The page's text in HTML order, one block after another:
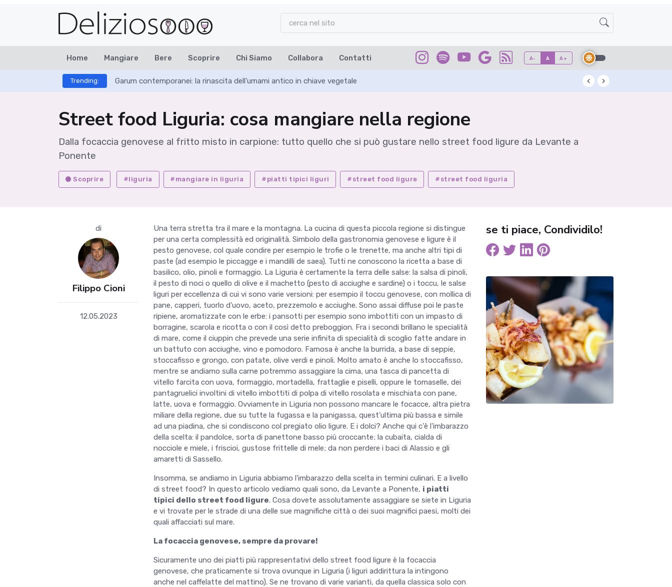
Home Mangiare Bere Scoprire Chi Siamo Collabora Contatti A- A A+
Trending: Garum contemporanei: la rinascita dell'umami antico in chiave vegetale
Street food Liguria: cosa mangiare nella regione
Dalla focaccia genovese al fritto misto in carpione: tutto quello che si può gustare nello street food ligure da Levante a
Ponente
Scoprire #liguria #mangiare in liguria #piatti tipici liguri #street food ligure #street food liguria
di
Filippo Cioni
12.05.2023
Una terra stretta tra il mare e la montagna. La cucina di questa piccola regione si distingue
per una certa complessità ed originalità. Simbolo della gastronomia genovese e ligure è il
pesto genovese, col quale condire per esempio le trofie o le trenette, ma anche altri tipi di
paste (ad esempio le piccagge e i mandilli de saea). Tutti ne conoscono la ricetta a base di
basilico, olio, pinoli e formaggio. La Liguria è certamente la terra delle salse: la salsa di pinoli,
il pesto di noci o quello di olive e il machetto (pesto di acciughe e sardine) o i toccu, le salse
liguri per eccellenza di cui vi sono varie versioni: per esempio il toccu genovese, con mollica di
pane, capperi, tuorlo d'uovo, aceto, prezzemolo e acciughe. Sono assai diffuse poi le paste
ripiene, aromatizzate con le erbe: i pansotti per esempio sono imbottiti con un impasto di
borragine, scarola e ricotta o con il così detto preboggion. Fra i secondi brillano le specialità
di mare, come il ciuppin che prevede una serie infinita di specialità di scoglio fatte andare in
un battuto con acciughe, vino e pomodoro. Famosa è anche la burrida, a base di seppie,
stoccafisso e grongo, con patate, olive verdi e pinoli. Molto amato è anche lo stoccafisso,
mentre se andiamo sulla carne potremmo assaggiare la cima, una tasca di pancetta di
vitello farcita con uova, formaggio, mortadella, frattaglie e piselli, oppure le tomaselle, dei
pantagruelici involtini di vitello imbottiti di polpa di vitello rosolata e mischiata con pane,
latte, uova e formaggio. Ovviamente in Liguria non possono mancare le focacce, altra pietra
miliare della regione, due su tutte la fugassa e la panigassa, quest'ultima più bassa e simile
ad una piadina, che si condiscono col pregiato olio ligure. E i dolci? Anche qui c'è l'imbarazzo
della scelta: il pandolce, sorta di panettone basso più croccante; la cubaita, cialda di
nocciole e miele, i friscioi, gustose frittelle di mele; da non perdere i baci di Alassio e gli
amaretti di Sassello.
Insomma, se andiamo in Liguria abbiamo l'imbarazzo della scelta in termini culinari. E a livello
di street food? In questo articolo vediamo quali sono, da Levante a Ponente, i piatti
tipici dello street food ligure. Cosa dovete assolutamente assaggiare se siete in Liguria
e vi trovate per le strade di una delle sue magnifiche città o dei suoi magnifici paesi, molti dei
quali affacciati sul mare.
La focaccia genovese, sempre da provare!
Sicuramente uno dei piatti più rappresentativi dello street food ligure è la focaccia
genovese, che praticamente si trova ovunque in Liguria (i liguri addirittura la intingono
anche nel caffelatte del mattino). Se ne trovano di varie varianti, da quella classica solo con
se ti piace, Condividilo!